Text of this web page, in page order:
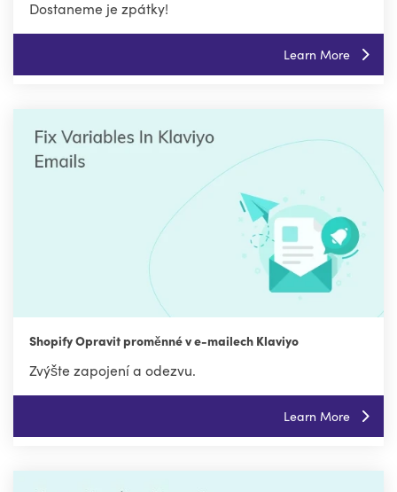
Dostaneme je zpátky!
Learn More
Shopify Opravit proměnné v e-mailech Klaviyo
Zvýšte zapojení a odezvu.
Learn More